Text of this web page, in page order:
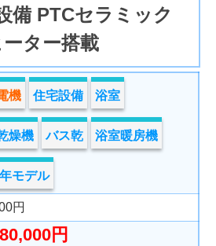
備 PTCセラミック
ーター搭載
機 住宅設備 浴室
燥機 バス乾 浴室暖房機
モデル
円
80,000円